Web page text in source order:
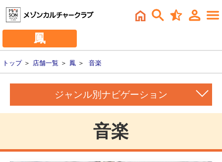
鳳
トップ＞ 店舗一覧 ＞ 鳳 ＞ 音楽
ジャンル別ナビゲーション
音楽